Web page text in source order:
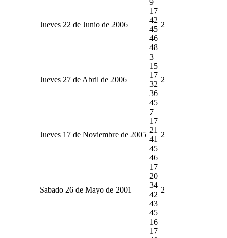
Jueves 22 de Junio de 2006
17
42
45
46
48
2
Jueves 27 de Abril de 2006
3
15
17
32
36
45
2
Jueves 17 de Noviembre de 2005
7
17
21
41
45
46
2
Sabado 26 de Mayo de 2001
17
20
34
42
43
45
2
16
17